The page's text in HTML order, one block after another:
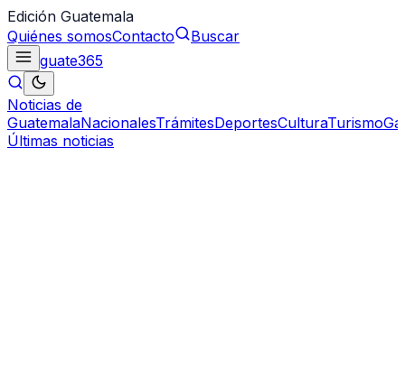
Edición Guatemala
Quiénes somosContacto
Buscar
guate365
Noticias de
GuatemalaNacionalesTrámitesDeportesCulturaTurismo
Últimas noticias